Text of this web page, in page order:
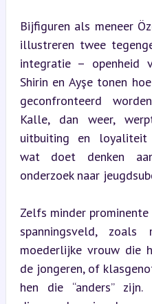
Bijfiguren als meneer
illustreren twee
integratie – openheid
Shirin en Ayşe tonen
geconfronteerd
Kalle, dan weer,
uitbuiting en loyaliteit
wat doet denken
onderzoek naar
Zelfs minder
spanningsveld,
moederlijke vrouw die
de jongeren, of
hen die “anders”